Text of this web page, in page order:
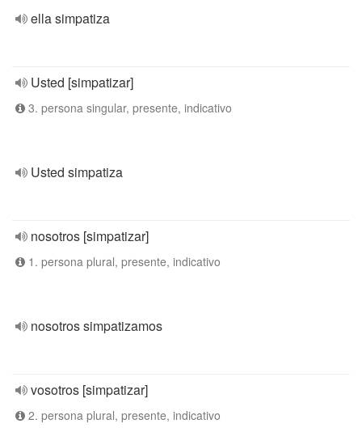
ella simpatiza
Usted [simpatizar]
3. persona singular, presente, indicativo
Usted simpatiza
nosotros [simpatizar]
1. persona plural, presente, indicativo
nosotros simpatizamos
vosotros [simpatizar]
2. persona plural, presente, indicativo